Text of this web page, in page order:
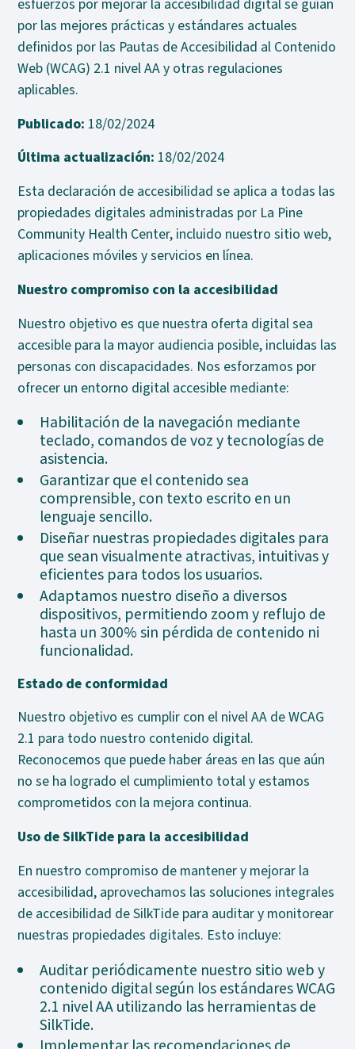
esfuerzos por mejorar la accesibilidad digital se guían
por las mejores prácticas y estándares actuales
definidos por las Pautas de Accesibilidad al Contenido
Web (WCAG) 2.1 nivel AA y otras regulaciones
aplicables.
Publicado: 18/02/2024
Última actualización: 18/02/2024
Esta declaración de accesibilidad se aplica a todas las
propiedades digitales administradas por La Pine
Community Health Center, incluido nuestro sitio web,
aplicaciones móviles y servicios en línea.
Nuestro compromiso con la accesibilidad
Nuestro objetivo es que nuestra oferta digital sea
accesible para la mayor audiencia posible, incluidas las
personas con discapacidades. Nos esforzamos por
ofrecer un entorno digital accesible mediante:
Habilitación de la navegación mediante
teclado, comandos de voz y tecnologías de
asistencia.
Garantizar que el contenido sea
comprensible, con texto escrito en un
lenguaje sencillo.
Diseñar nuestras propiedades digitales para
que sean visualmente atractivas, intuitivas y
eficientes para todos los usuarios.
Adaptamos nuestro diseño a diversos
dispositivos, permitiendo zoom y reflujo de
hasta un 300% sin pérdida de contenido ni
funcionalidad.
Estado de conformidad
Nuestro objetivo es cumplir con el nivel AA de WCAG
2.1 para todo nuestro contenido digital.
Reconocemos que puede haber áreas en las que aún
no se ha logrado el cumplimiento total y estamos
comprometidos con la mejora continua.
Uso de SilkTide para la accesibilidad
En nuestro compromiso de mantener y mejorar la
accesibilidad, aprovechamos las soluciones integrales
de accesibilidad de SilkTide para auditar y monitorear
nuestras propiedades digitales. Esto incluye:
Auditar periódicamente nuestro sitio web y
contenido digital según los estándares WCAG
2.1 nivel AA utilizando las herramientas de
SilkTide.